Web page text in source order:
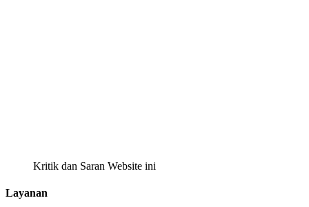
Kritik dan Saran Website ini
Layanan